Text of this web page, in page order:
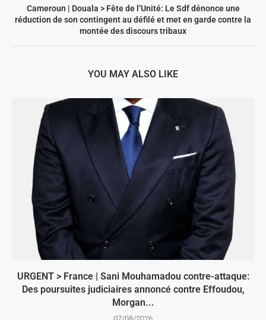
Cameroun | Douala > Fête de l’Unité: Le Sdf dénonce une
réduction de son contingent au défilé et met en garde contre la
montée des discours tribaux
YOU MAY ALSO LIKE
URGENT > France | Sani Mouhamadou contre-attaque:
Des poursuites judiciaires annoncé contre Effoudou,
Morgan...